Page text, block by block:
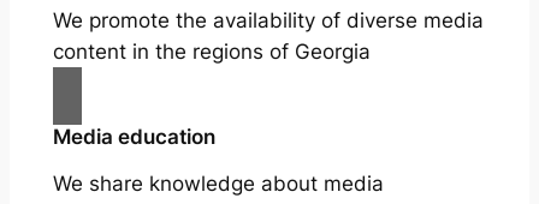
We promote the availability of diverse media
content in the regions of Georgia
Media education
We share knowledge about media